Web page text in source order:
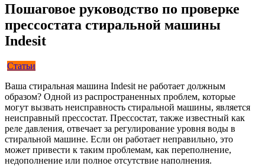
Пошаговое руководство по проверке
прессостата стиральной машины
Indesit
Статьи
Ваша стиральная машина Indesit не работает должным
образом? Одной из распространенных проблем, которые
могут вызвать неисправность стиральной машины, является
неисправный прессостат. Прессостат, также известный как
реле давления, отвечает за регулирование уровня воды в
стиральной машине. Если он работает неправильно, это
может привести к таким проблемам, как переполнение,
недополнение или полное отсутствие наполнения.